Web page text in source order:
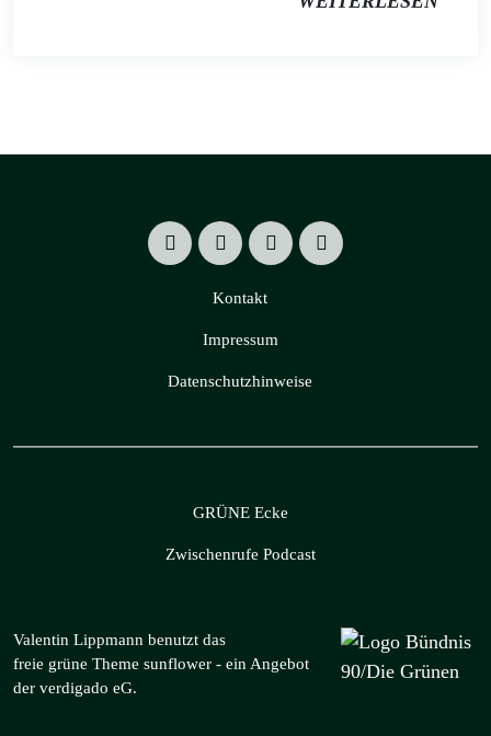
Kontakt
Impressum
Datenschutzhinweise
GRÜNE Ecke
Zwischenrufe Podcast
Valentin Lippmann benutzt das
freie grüne Theme sunflower ‐ ein Angebot
der verdigado eG.